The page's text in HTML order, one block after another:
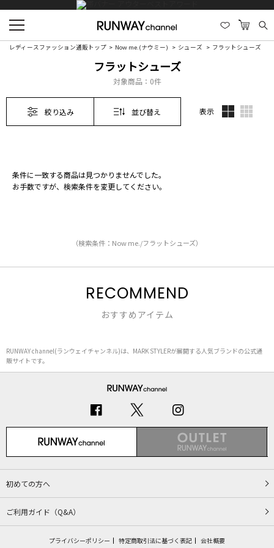
レディースファッション通販トップ Now me.(ナウミー) シューズ フラットシューズ
フラットシューズ
対象商品： 0件
絞り込み 並び替え 表示
条件に一致する商品は見つかりませんでした。
お手数ですが、検索条件を変更してください。
（検索条件：Now me./フラットシューズ）
RECOMMEND
おすすめアイテム
RUNWAY channel(ランウェイチャンネル)は、MARK STYLERが展開する人気ブランドの公式通
販サイトです。
初めての方へ
ご利用ガイド（Q&A）
プライバシーポリシー 特定商取引法に基づく表記 会社概要